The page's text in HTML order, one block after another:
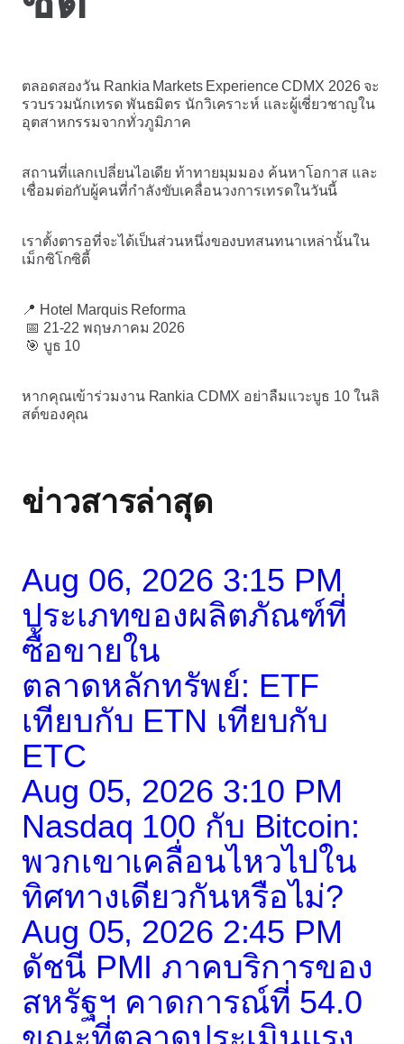
ตลอดสองวัน Rankia Markets Experience CDMX 2026 จะ
รวบรวมนักเทรด พันธมิตร นักวิเคราะห์ และผู้เชี่ยวชาญใน
อุตสาหกรรมจากทั่วภูมิภาค
สถานที่แลกเปลี่ยนไอเดีย ท้าทายมุมมอง ค้นหาโอกาส และ
เชื่อมต่อกับผู้คนที่กำลังขับเคลื่อนวงการเทรดในวันนี้
เราตั้งตารอที่จะได้เป็นส่วนหนึ่งของบทสนทนาเหล่านั้นใน
เม็กซิโกซิตี้
📍 Hotel Marquis Reforma
📅 21-22 พฤษภาคม 2026
🎯 บูธ 10
หากคุณเข้าร่วมงาน Rankia CDMX อย่าลืมแวะบูธ 10 ในลิ
สต์ของคุณ
ข่าวสารล่าสุด
Aug 06, 2026 3:15 PM
ประเภทของผลิตภัณฑ์ที่
ซื้อขายใน
ตลาดหลักทรัพย์: ETF
เทียบกับ ETN เทียบกับ
ETC
Aug 05, 2026 3:10 PM
Nasdaq 100 กับ Bitcoin:
พวกเขาเคลื่อนไหวไปใน
ทิศทางเดียวกันหรือไม่?
Aug 05, 2026 2:45 PM
ดัชนี PMI ภาคบริการของ
สหรัฐฯ คาดการณ์ที่ 54.0